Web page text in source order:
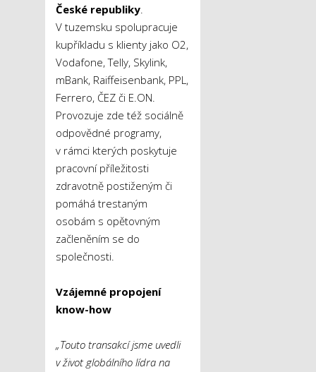
České republiky.
V tuzemsku spolupracuje
kupříkladu s klienty jako O2,
Vodafone, Telly, Skylink,
mBank, Raiffeisenbank, PPL,
Ferrero, ČEZ či E.ON.
Provozuje zde též sociálně
odpovědné programy,
v rámci kterých poskytuje
pracovní příležitosti
zdravotně postiženým či
pomáhá trestaným
osobám s opětovným
začleněním se do
společnosti.
Vzájemné propojení
know-how
„Touto transakcí jsme uvedli
v život globálního lídra na